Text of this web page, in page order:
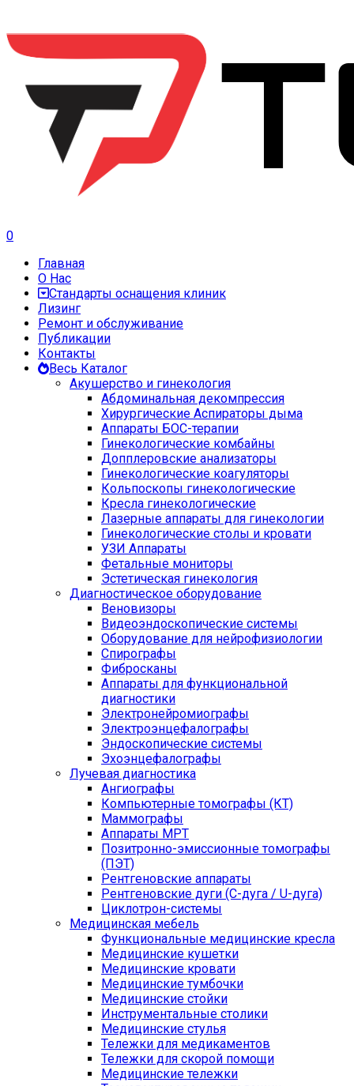
0
Главная
О Нас
Стандарты оснащения клиник
Лизинг
Ремонт и обслуживание
Публикации
Контакты
Весь Каталог
Акушерство и гинекология
Абдоминальная декомпрессия
Хирургические Аспираторы дыма
Аппараты БОС-терапии
Гинекологические комбайны
Допплеровские анализаторы
Гинекологические коагуляторы
Кольпоскопы гинекологические
Кресла гинекологические
Лазерные аппараты для гинекологии
Гинекологические столы и кровати
УЗИ Аппараты
Фетальные мониторы
Эстетическая гинекология
Диагностическое оборудование
Веновизоры
Видеоэндоскопические системы
Оборудование для нейрофизиологии
Спирографы
Фибросканы
Аппараты для функциональной
диагностики
Электронейромиографы
Электроэнцефалографы
Эндоскопические системы
Эхоэнцефалографы
Лучевая диагностика
Ангиографы
Компьютерные томографы (КТ)
Маммографы
Аппараты МРТ
Позитронно-эмиссионные томографы
(ПЭТ)
Рентгеновские аппараты
Рентгеновские дуги (С-дуга / U-дуга)
Циклотрон-системы
Медицинская мебель
Функциональные медицинские кресла
Медицинские кушетки
Медицинские кровати
Медицинские тумбочки
Медицинские стойки
Инструментальные столики
Медицинские стулья
Тележки для медикаментов
Тележки для скорой помощи
Медицинские тележки